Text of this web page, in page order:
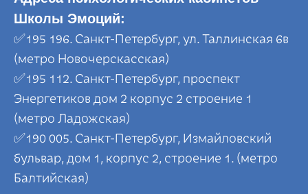
Школы Эмоций:
✅195 196. Санкт-Петербург, ул. Таллинская 6в
(метро Новочерскасская)
✅195 112. Санкт-Петербург, проспект
Энергетиков дом 2 корпус 2 строение 1
(метро Ладожская)
✅190 005. Санкт-Петербург, Измайловский
бульвар, дом 1, корпус 2, строение 1. (метро
Балтийская)